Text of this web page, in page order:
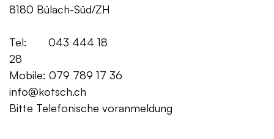
8180 Bülach-Süd/ZH
Tel: 043 444 18
28
Mobile: 079 789 17 36
info@kotsch.ch
Bitte Telefonische voranmeldung